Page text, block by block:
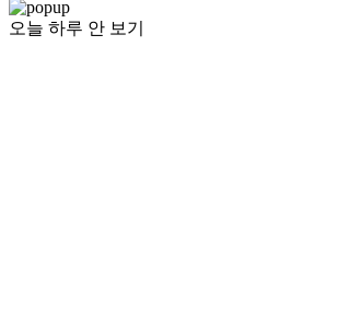
오늘 하루 안 보기